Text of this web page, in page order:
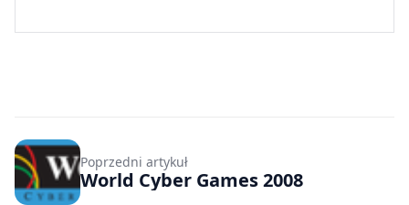
Poprzedni artykuł
World Cyber Games 2008